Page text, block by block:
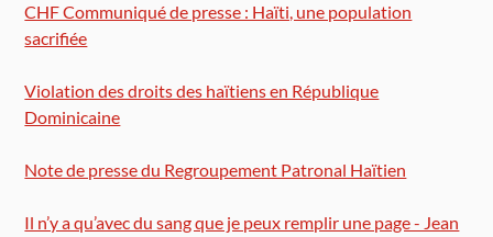
CHF Communiqué de presse : Haïti, une population
sacrifiée
Violation des droits des haïtiens en République
Dominicaine
Note de presse du Regroupement Patronal Haïtien
Il n’y a qu’avec du sang que je peux remplir une page - Jean